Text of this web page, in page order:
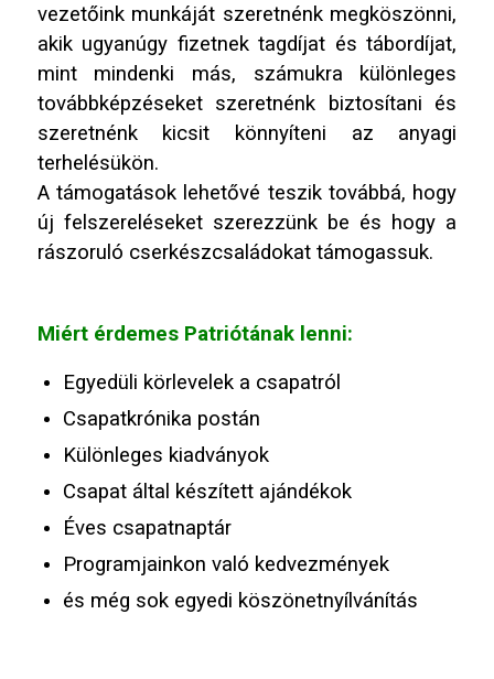
vezetőink munkáját szeretnénk megköszönni,
akik ugyanúgy fizetnek tagdíjat és tábordíjat,
mint mindenki más, számukra különleges
továbbképzéseket szeretnénk biztosítani és
szeretnénk kicsit könnyíteni az anyagi
terhelésükön.
A támogatások lehetővé teszik továbbá, hogy
új felszereléseket szerezzünk be és hogy a
rászoruló cserkészcsaládokat támogassuk.
Miért érdemes Patriótának lenni:
Egyedüli körlevelek a csapatról
Csapatkrónika postán
Különleges kiadványok
Csapat által készített ajándékok
Éves csapatnaptár
Programjainkon való kedvezmények
és még sok egyedi köszönetnyílvánítás